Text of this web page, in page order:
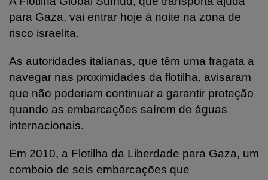
para Gaza, vai entrar hoje à noite na zona de
risco israelita.
As autoridades italianas, que têm uma fragata a
navegar nas proximidades da flotilha, avisaram
que não poderiam continuar a garantir proteção
quando as embarcações saírem de águas
internacionais.
Em 2010, a Flotilha da Liberdade para Gaza, um
comboio de seis embarcações que